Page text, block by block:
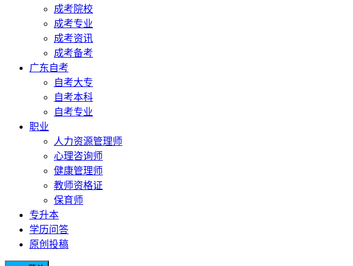
成考院校
成考专业
成考资讯
成考备考
广东自考
自考大专
自考本科
自考专业
职业
人力资源管理师
心理咨询师
健康管理师
教师资格证
保育师
专升本
学历问答
原创投稿